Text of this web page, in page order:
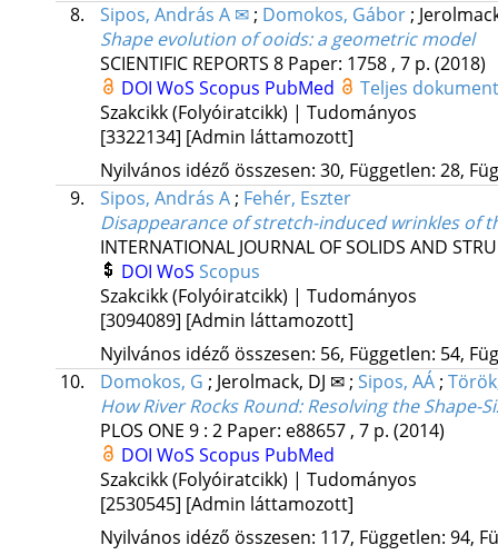
8.
Sipos, András A ✉ ; Domokos, Gábor ;
Shape evolution of ooids: a geometric model
SCIENTIFIC REPORTS 8 Paper: 1758 , 7 p. (2018)
DOI WoS Scopus PubMed
Teljes
Szakcikk (Folyóiratcikk) | Tudományos
[3322134] [Admin láttamozott]
Nyilvános idéző összesen: 30, Független: 28,
9.
Sipos, András A ; Fehér, Eszter
Disappearance of stretch-induced wrinkles of
INTERNATIONAL JOURNAL OF SOLIDS AND
DOI WoS Scopus
Szakcikk (Folyóiratcikk) | Tudományos
[3094089] [Admin láttamozott]
Nyilvános idéző összesen: 56, Független: 54,
10.
Domokos, G ; Jerolmack, DJ ✉ ; Sipos, AÁ ;
How River Rocks Round: Resolving the Shape-
PLOS ONE 9: 2 Paper: e88657 , 7 p. (2014)
DOI WoS Scopus PubMed
Szakcikk (Folyóiratcikk) | Tudományos
[2530545] [Admin láttamozott]
Nyilvános idéző összesen: 117, Független: 94,